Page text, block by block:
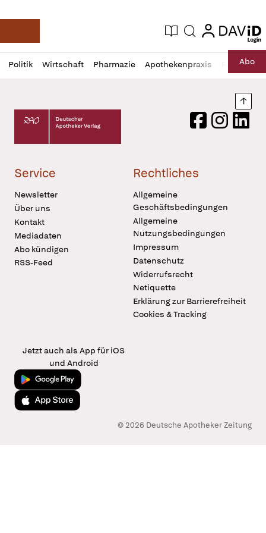
Deutsche Apotheker Zeitung
Aktuelle Ausgabe
Suche login
login
Politik Wirtschaft Pharmazie Apothekenpraxis RechtAbo
Profil
öffnen
Daz
Pur
Deutscher Apotheker Verlag Logo
FacebookInstagram
Service
Newsletter
Über uns
Kontakt
Mediadaten
Abo kündigen
RSS-Feed
Rechtliches
Allgemeine
Geschäftsbedingungen
Allgemeine
Nutzungsbedingungen
Impressum
Datenschutz
Widerrufsrecht
Netiquette
Erklärung zur Barrierefreiheit
Cookies & Tracking
Jetzt auch als App für iOS
und Android
Jetzt bei Google Play
Laden im App Store
© 2026 Deutsche Apotheker Zeitung